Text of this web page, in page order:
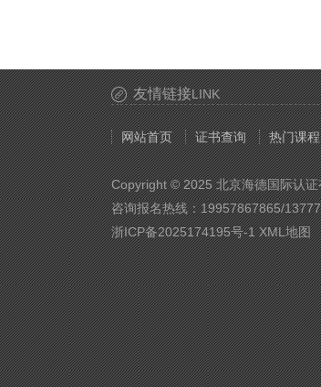
友情链接LINK
网站首页 证书查询 热门课程
Copyright © 2025 北京海德国际认
咨询报名热线：19957867865/
浙ICP备2025174195号-1 XML地图